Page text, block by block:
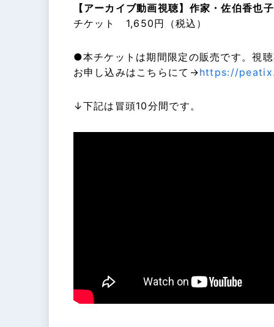
【アーカイブ動画視聴】作家・佐伯香
チケット 1,650円（税込）
●本チケットは期間限定の販売です。視
お申し込みはこちらにて→https://
↓下記は冒頭10分間です。